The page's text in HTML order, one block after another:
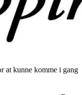
at kunne komme i gang